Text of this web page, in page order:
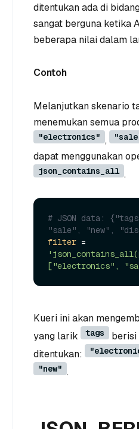
ditentukan ada di
sangat berguna ketika
beberapa nilai dalam
Contoh
Melanjutkan skenario
menemukan semua
"electronics" ,
dapat menggunakan
json_contains_all .
# JSON data:
"sale", "new",
filter
["electronics",
Kueri ini akan
yang larik
tags
berisi
ditentukan:
"new" .